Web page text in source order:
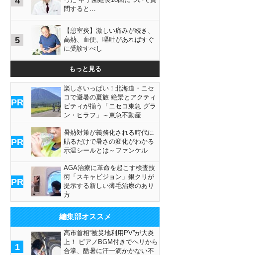
問すると…
5
【憩室炎】激しい痛みが続き、
高熱、血便、嘔吐があればすぐ
に受診すべし
もっと見る
PR
楽しさいっぱい！北海道・ニセ
コで避暑の夏旅 絶景とアクティ
ビティが揃う「ニセコ東急 グラ
ン・ヒラフ」～東急不動産
PR
暑熱対策が義務化される時代に
貼るだけで暑さの変化がわかる
示温シールとは～ファンケル
PR
AGA治療に革命を起こす検査技
術「スキャビジョン」銀クリが
提示する新しい薄毛治療のあり
方
編集部オススメ
1
高市首相“被災地利用PV”が大炎
上！ ピアノBGM付きでヘリから
合掌、酷暑に汗一滴かかない不